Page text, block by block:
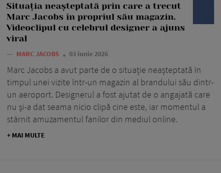
Situația neașteptată prin care a trecut
Marc Jacobs în propriul său magazin.
Videoclipul cu celebrul designer a ajuns
viral
— MARC JACOBS 03 iunie 2026
Marc Jacobs a avut parte de o situație neașteptată în
timpul unei vizite într-un magazin al brandului său dintr-
un aeroport. Designerul a fost ajutat de o angajată care
nu și-a dat seama nicio clipă cine este, iar momentul a
stârnit amuzamentul fanilor din mediul online.
+ MAI MULTE